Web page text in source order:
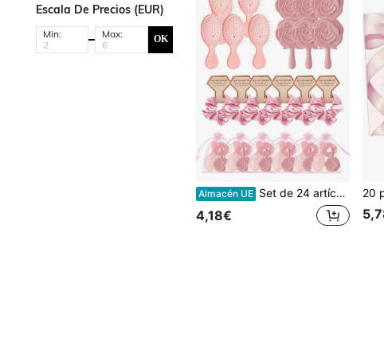
Escala De Precios (EUR)
Min: Max: OK
Almacén UE Set de 24 artículos de fiesta de color rosa - Regalos para despedida de soltera, scrunchies elásticos, espejos de mano, cepillos de pelo, bolsas de malla, accesorios para el cabello para bodas, propuestas, suministros para fiestas de cumpleaños
4,18€